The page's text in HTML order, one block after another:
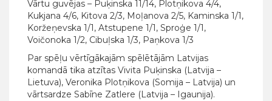
Vārtu guvējas – Puķinska 11/14, Plotņikova 4/4,
Kukjana 4/6, Kitova 2/3, Moļanova 2/5, Kaminska 1/1,
Koržeņevska 1/1, Atstupene 1/1, Sproģe 1/1,
Voičonoka 1/2, Cibuļska 1/3, Paņkova 1/3
Par spēļu vērtīgākajām spēlētājām Latvijas
komandā tika atzītas Vivita Puķinska (Latvija –
Lietuva), Veronika Plotņikova (Somija – Latvija) un
vārtsardze Sabīne Zatlere (Latvija – Igaunija).